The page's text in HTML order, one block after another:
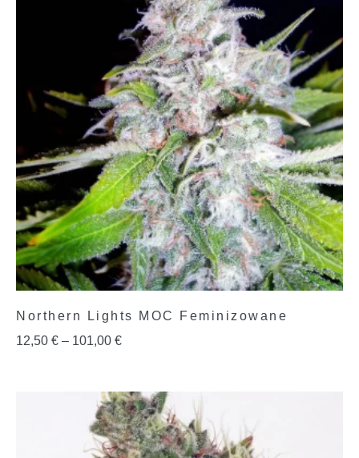
Northern Lights MOC Feminizowane
12,50 € – 101,00 €